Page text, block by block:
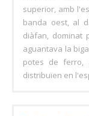
superior, amb
banda oest, al
diàfan, dominat
aguantava la
potes de ferro,
distribuïen en